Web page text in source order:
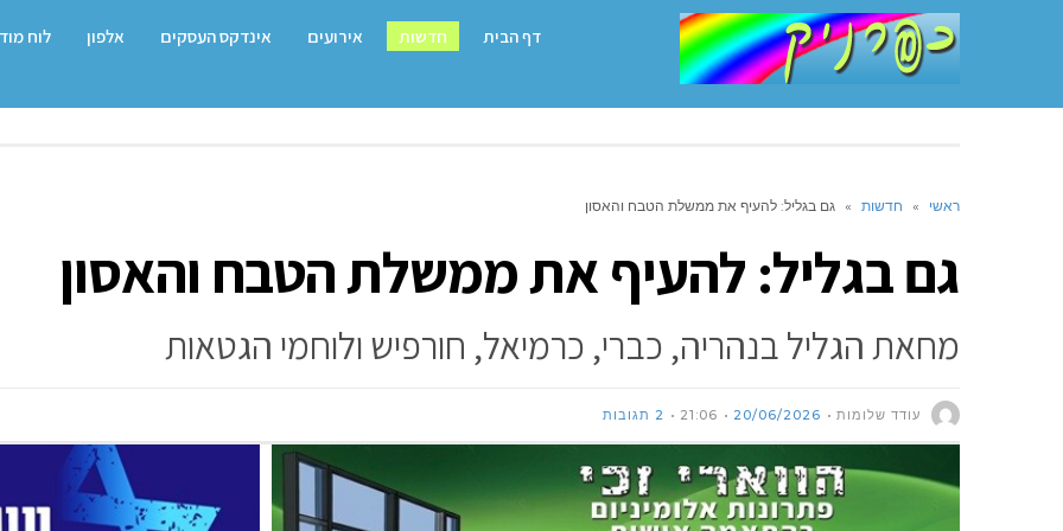
דף הבית חדשות אירועים אינדקס העסקים אלפון לוח
ראשי » חדשות » גם בגליל: להעיף את ממשלת הטבח והאסון
גם בגליל: להעיף את ממשלת הטבח והאסון
מחאת הגליל בנהריה, כברי, כרמיאל, חורפיש ולוחמי הגטאות
עודד שלומות 20/06/2026
21:06 2 תגובות